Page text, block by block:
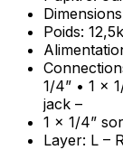
Poids:
1/4” • 1 x
jack –
1 x 1/4”
Layer: L –